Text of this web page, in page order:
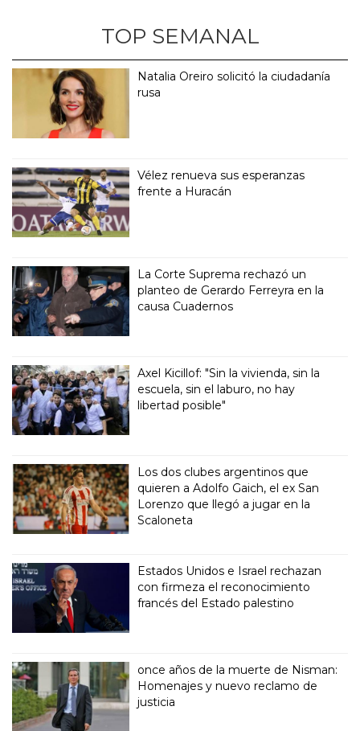
TOP SEMANAL
Natalia Oreiro solicitó la ciudadanía
rusa
Vélez renueva sus esperanzas
frente a Huracán
La Corte Suprema rechazó un
planteo de Gerardo Ferreyra en la
causa Cuadernos
Axel Kicillof: "Sin la vivienda, sin la
escuela, sin el laburo, no hay
libertad posible"
Los dos clubes argentinos que
quieren a Adolfo Gaich, el ex San
Lorenzo que llegó a jugar en la
Scaloneta
Estados Unidos e Israel rechazan
con firmeza el reconocimiento
francés del Estado palestino
once años de la muerte de Nisman:
Homenajes y nuevo reclamo de
justicia